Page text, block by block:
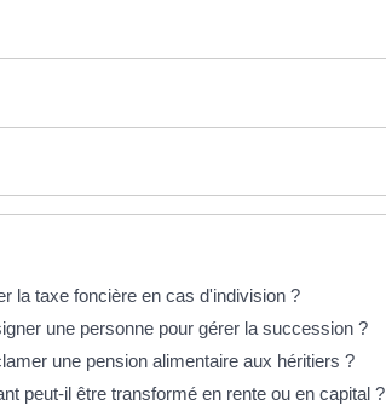
la taxe foncière en cas d'indivision ?
une personne pour gérer la succession ?
une pension alimentaire aux héritiers ?
peut-il être transformé en rente ou en capital ?